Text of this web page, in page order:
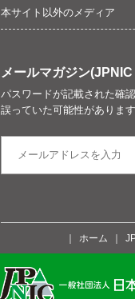
本サイト以外のメディア
メールマガジン
パスワードが記載された確
誤っていた可能性がありま
ホーム